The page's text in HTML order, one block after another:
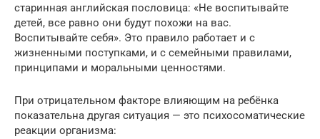
старинная английская пословица: «Не воспитывайте
детей, все равно они будут похожи на вас.
Воспитывайте себя». Это правило работает и с
жизненными поступками, и с семейными правилами,
принципами и моральными ценностями.
При отрицательном факторе влияющим на ребёнка
показательна другая ситуация — это психосоматические
реакции организма: